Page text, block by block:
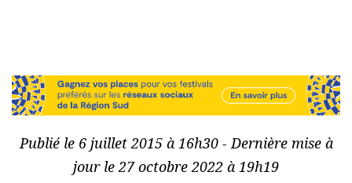
Publié le 6 juillet 2015 à 16h30 - Dernière mise à
jour le 27 octobre 2022 à 19h19